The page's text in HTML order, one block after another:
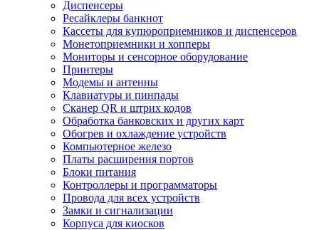
Диспенсеры
Ресайклеры банкнот
Кассеты для купюроприемников и диспенсеров
Монетоприемники и хопперы
Мониторы и сенсорное оборудование
Принтеры
Модемы и антенны
Клавиатуры и пинпады
Сканер QR и штрих кодов
Обработка банковских и других карт
Обогрев и охлаждение устройств
Компьютерное железо
Платы расширения портов
Блоки питания
Контроллеры и программаторы
Провода для всех устройств
Замки и сигнализации
Корпуса для киосков